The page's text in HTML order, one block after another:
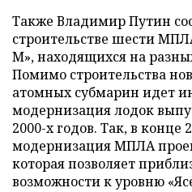
Также Владимир Путин
строительстве шести
М», находящихся на
Помимо строительства
атомных субмарин идет
модернизация лодок
2000-х годов. Так, в конце
модернизация МПЛА
которая позволяет
возможности к уровню